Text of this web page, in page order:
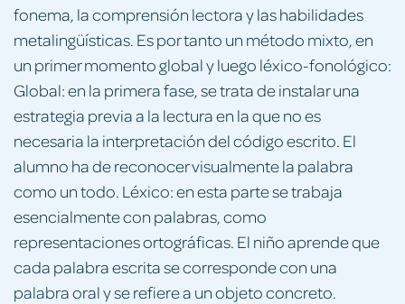
fonema, la comprensión lectora y las habilidades
metalingüísticas. Es por tanto un método mixto, en
un primer momento global y luego léxico-fonológico:
Global: en la primera fase, se trata de instalar una
estrategia previa a la lectura en la que no es
necesaria la interpretación del código escrito. El
alumno ha de reconocer visualmente la palabra
como un todo. Léxico: en esta parte se trabaja
esencialmente con palabras, como
representaciones ortográficas. El niño aprende que
cada palabra escrita se corresponde con una
palabra oral y se refiere a un objeto concreto.